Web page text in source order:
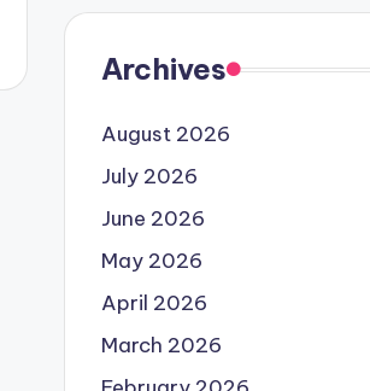
Archives
August 2026
July 2026
June 2026
May 2026
April 2026
March 2026